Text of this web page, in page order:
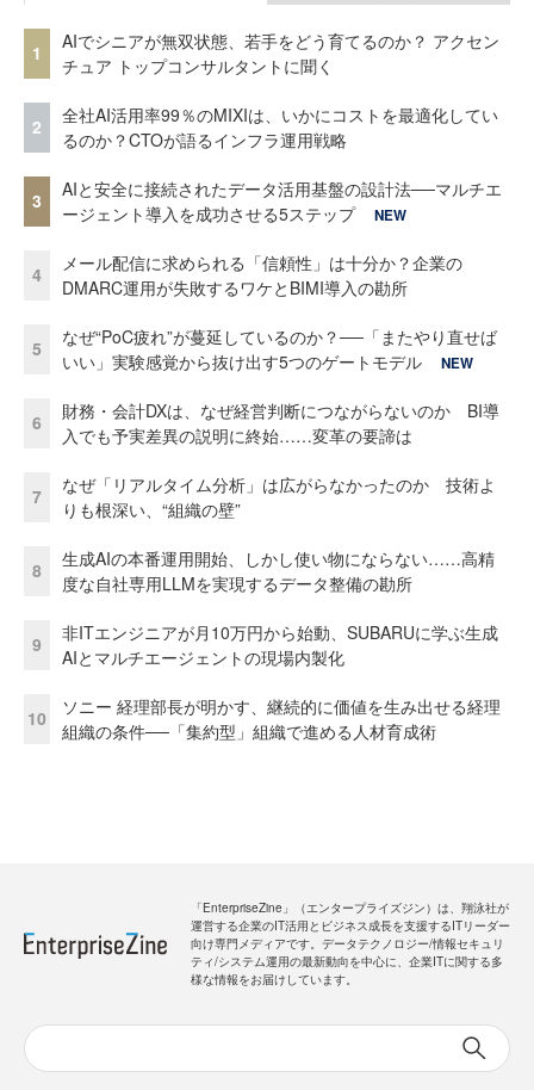
1
AIでシニアが無双状態、若手をどう育てるのか？ アクセン
チュア トップコンサルタントに聞く
2
全社AI活用率99％のMIXIは、いかにコストを最適化してい
るのか？CTOが語るインフラ運用戦略
3
AIと安全に接続されたデータ活用基盤の設計法──マルチエ
ージェント導入を成功させる5ステップ
NEW
4
メール配信に求められる「信頼性」は十分か？企業の
DMARC運用が失敗するワケとBIMI導入の勘所
5
なぜ“PoC疲れ”が蔓延しているのか？──「またやり直せば
いい」実験感覚から抜け出す5つのゲートモデル
NEW
6
財務・会計DXは、なぜ経営判断につながらないのか BI導
入でも予実差異の説明に終始……変革の要諦は
7
なぜ「リアルタイム分析」は広がらなかったのか 技術よ
りも根深い、“組織の壁”
8
生成AIの本番運用開始、しかし使い物にならない……高精
度な自社専用LLMを実現するデータ整備の勘所
9
非ITエンジニアが月10万円から始動、SUBARUに学ぶ生成
AIとマルチエージェントの現場内製化
10
ソニー 経理部長が明かす、継続的に価値を生み出せる経理
組織の条件──「集約型」組織で進める人材育成術
「EnterpriseZine」（エンタープライズジン）は、翔泳社が
運営する企業のIT活用とビジネス成長を支援するITリーダー
向け専門メディアです。データテクノロジー/情報セキュリ
ティ/システム運用の最新動向を中心に、企業ITに関する多
様な情報をお届けしています。